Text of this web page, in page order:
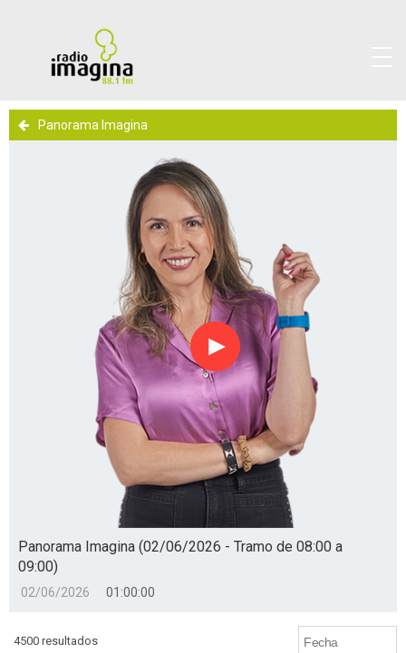
Panorama Imagina
Reproducir
Panorama Imagina (02/06/2026 - Tramo de 08:00 a
09:00)
02/06/2026 01:00:00
4500 resultados